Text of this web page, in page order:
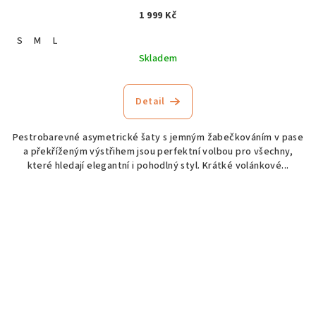
1 999 Kč
S
M
L
Skladem
Detail
Pestrobarevné asymetrické šaty s jemným žabečkováním v pase
a překříženým výstřihem jsou perfektní volbou pro všechny,
které hledají elegantní i pohodlný styl. Krátké volánkové...